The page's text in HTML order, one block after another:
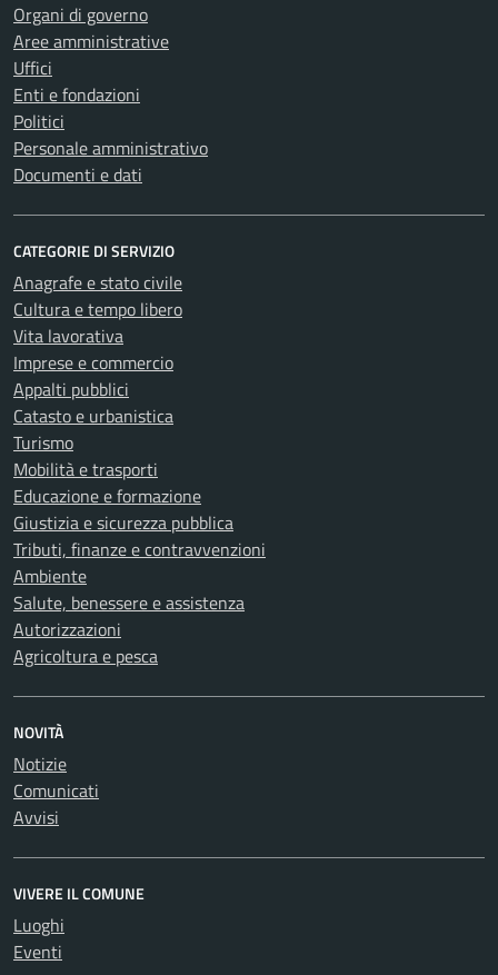
Organi di governo
Aree amministrative
Uffici
Enti e fondazioni
Politici
Personale amministrativo
Documenti e dati
CATEGORIE DI SERVIZIO
Anagrafe e stato civile
Cultura e tempo libero
Vita lavorativa
Imprese e commercio
Appalti pubblici
Catasto e urbanistica
Turismo
Mobilità e trasporti
Educazione e formazione
Giustizia e sicurezza pubblica
Tributi, finanze e contravvenzioni
Ambiente
Salute, benessere e assistenza
Autorizzazioni
Agricoltura e pesca
NOVITÀ
Notizie
Comunicati
Avvisi
VIVERE IL COMUNE
Luoghi
Eventi